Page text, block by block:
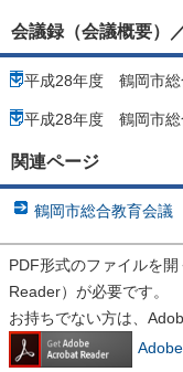
会議録（会議概要）
平成28年度 鶴岡市総
平成28年度 鶴岡市総
関連ページ
鶴岡市総合教育会議
PDF形式のファイルを
Reader）が必要です。
お持ちでない方は、